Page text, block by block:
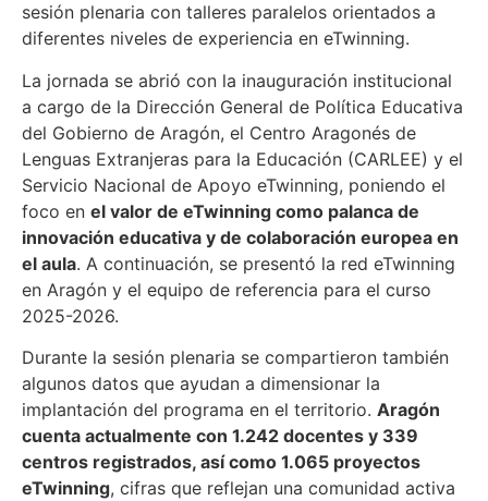
sesión plenaria con talleres paralelos orientados a
diferentes niveles de experiencia en eTwinning.
La jornada se abrió con la inauguración institucional
a cargo de la Dirección General de Política Educativa
del Gobierno de Aragón, el Centro Aragonés de
Lenguas Extranjeras para la Educación (CARLEE) y el
Servicio Nacional de Apoyo eTwinning, poniendo el
foco en el valor de eTwinning como palanca de
innovación educativa y de colaboración europea en
el aula. A continuación, se presentó la red eTwinning
en Aragón y el equipo de referencia para el curso
2025-2026.
Durante la sesión plenaria se compartieron también
algunos datos que ayudan a dimensionar la
implantación del programa en el territorio. Aragón
cuenta actualmente con 1.242 docentes y 339
centros registrados, así como 1.065 proyectos
eTwinning, cifras que reflejan una comunidad activa